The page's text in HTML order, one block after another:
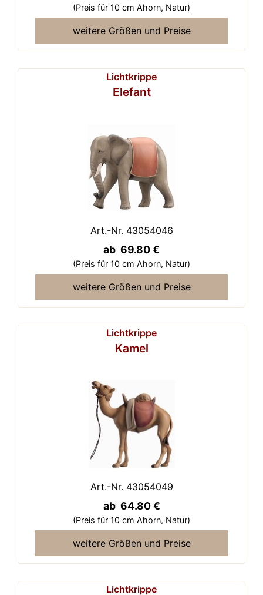
(Preis für 10 cm Ahorn, Natur)
weitere Größen und Preise
Lichtkrippe
Elefant
Art.-Nr. 43054046
ab 69.80 €
(Preis für 10 cm Ahorn, Natur)
weitere Größen und Preise
Lichtkrippe
Kamel
Art.-Nr. 43054049
ab 64.80 €
(Preis für 10 cm Ahorn, Natur)
weitere Größen und Preise
Lichtkrippe